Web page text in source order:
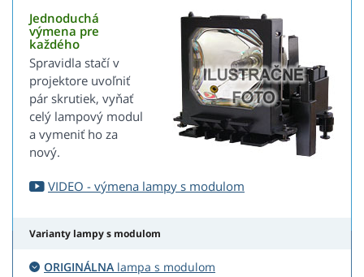
Jednoduchá
výmena pre
každého
Spravidla stačí v
projektore uvoľniť
pár skrutiek, vyňať
celý lampový modul
a vymeniť ho za
nový.
VIDEO - výmena lampy s modulom
Varianty lampy s modulom
ORIGINÁLNA lampa s modulom